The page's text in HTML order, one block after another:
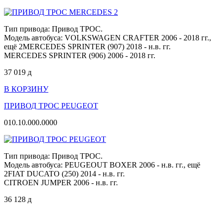
Тип привода: Привод ТРОС.
Модель автобуса: VOLKSWAGEN CRAFTER 2006 - 2018 гг.,
ещё 2MERCEDES SPRINTER (907) 2018 - н.в. гг.
MERCEDES SPRINTER (906) 2006 - 2018 гг.
37 019 д
В КОРЗИНУ
ПРИВОД ТРОС PEUGEOT
010.10.000.0000
Тип привода: Привод ТРОС.
Модель автобуса: PEUGEOUT BOXER 2006 - н.в. гг., ещё
2FIAT DUCATO (250) 2014 - н.в. гг.
CITROEN JUMPER 2006 - н.в. гг.
36 128 д